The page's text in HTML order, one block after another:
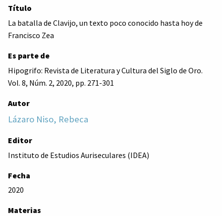
Título
La batalla de Clavijo, un texto poco conocido hasta hoy de
Francisco Zea
Es parte de
Hipogrifo: Revista de Literatura y Cultura del Siglo de Oro.
Vol. 8, Núm. 2, 2020, pp. 271-301
Autor
Lázaro Niso, Rebeca
Editor
Instituto de Estudios Auriseculares (IDEA)
Fecha
2020
Materias